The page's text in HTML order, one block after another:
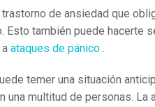
de ansiedad que
Esto también puede hacerte
ataques de pánico .
temer una situación
una multitud de personas. La